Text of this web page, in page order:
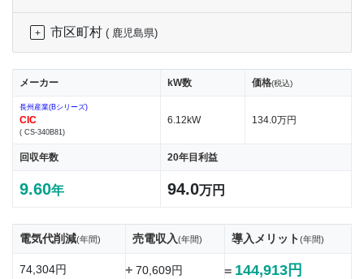
市区町村 ( 鹿児島県)
メーカー kW数 価格(税込)
長州産業(Bシリーズ)
CIC
( CS-340B81)
6.12kW 134.0万円
回収年数 20年目利益
9.60年 94.0万円
電気代削減(年間) 売電収入(年間) 導入メリット(年間)
74,304円 +70,609円 = 144,913円